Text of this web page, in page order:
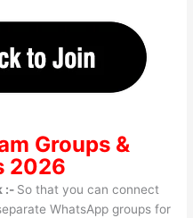
Groups &
2026
:- So that you can connect
WhatsApp groups for